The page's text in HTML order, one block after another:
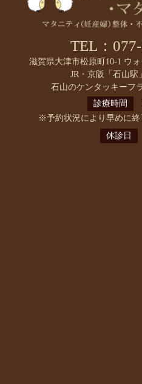
TEL：
滋賀県大津市松原町10-1 ウォ
JR・京阪「石山駅
石山のケンタッキーフ
診療時間
※予約状況により早めに
休診日